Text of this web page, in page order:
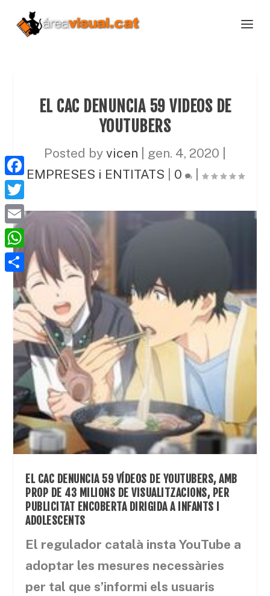
EL CAC DENUNCIA 59 VIDEOS DE
YOUTUBERS
Posted by vicen gen. 4, 2020
EMPRESES i ENTITATS
0 |
EL CAC DENUNCIA 59 VÍDEOS DE YOUTUBERS, AMB
PROP DE 43 MILIONS DE VISUALITZACIONS, PER
PUBLICITAT ENCOBERTA DIRIGIDA A INFANTS I
ADOLESCENTS
El regulador català insta YouTube a
adoptar les mesures necessàries
per tal que s’informi els usuaris
F
a
c
e
b
T
w
i
t
E
m
a
W
h
A
m